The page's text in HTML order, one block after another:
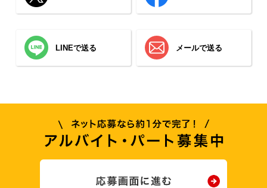
LINEで送る メールで送る